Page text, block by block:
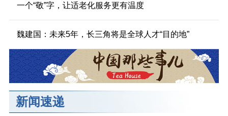
一个“敬”字，让适老化服务更有温度
魏建国：未来5年，长三角将是全球人才“目的地”
新闻速递